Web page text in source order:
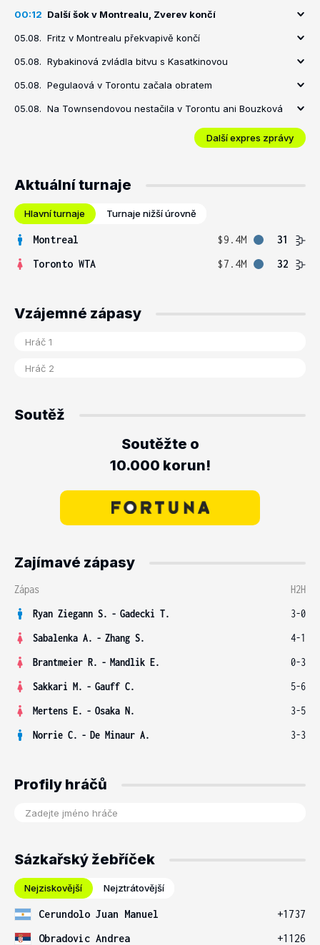
00:12 Další šok v Montrealu, Zverev končí
05.08. Fritz v Montrealu překvapivě končí
05.08. Rybakinová zvládla bitvu s Kasatkinovou
05.08. Pegulaová v Torontu začala obratem
05.08. Na Townsendovou nestačila v Torontu ani Bouzková
Další expres zprávy
Aktuální turnaje
Hlavní turnaje Turnaje nižší úrovně
Montreal $9.4M
31
Toronto WTA
$7.4M 32
Vzájemné zápasy
Soutěž
Soutěžte o
10.000 korun!
Zajímavé zápasy
Zápas
H2H
Ryan Ziegann S. - Gadecki T.
3-0
Sabalenka A. - Zhang S.
4-1
Brantmeier R. - Mandlik E.
0-3
Sakkari M. - Gauff C.
5-6
Mertens E. - Osaka N.
3-5
Norrie C. - De Minaur A. 3-3
Profily hráčů
Sázkařský žebříček
Nejziskovější Nejztrátovější
Cerundolo Juan Manuel
+1737
Obradovic Andrea
+1126